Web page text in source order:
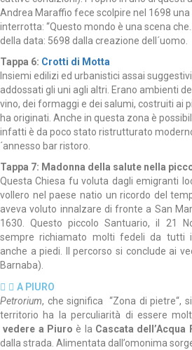
Andrea Maraffio fece scolpire nel 1698
interrotta: “Questo mondo è una scena
della data: 5698 dalla creazione dell´uomo.
Tappa 6: Crotti di Motta
Insiemi edilizi ed urbanistici assai
addossati gli uni agli altri. Erano ambienti
vino, dei formaggi e dei salumi, costruiti ai
ha originati. Anche in questa zona è
infatti è da poco stato ristrutturato
´annesso bar ristoro.
Tappa 7: Madonna della salute nella
Questa Chiesa fu voluta dagli emigranti
vollero nel paese natio un ricordo del
aveva voluto innalzare di fronte a San
1630. Questo piccolo Santuario, il 21
sempre richiamato molti fedeli da tutti i
anche a piedi. Il percorso si conclude ai
Barnaba).
A PIURO
Petrorium, che significa “Zona di pietre“,
territorio ha la perculiarità di essere
vedere a Piuro è la Cascata dell’Acqua
dalla strada. Alimentata dall’omonima